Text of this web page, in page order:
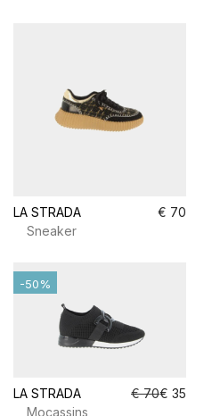
LA STRADA
€ 70
Sneaker
LA STRADA € 70€ 35
Mocassins
-50%